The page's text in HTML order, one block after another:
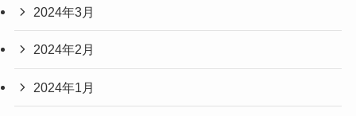
2024年3月
2024年2月
2024年1月